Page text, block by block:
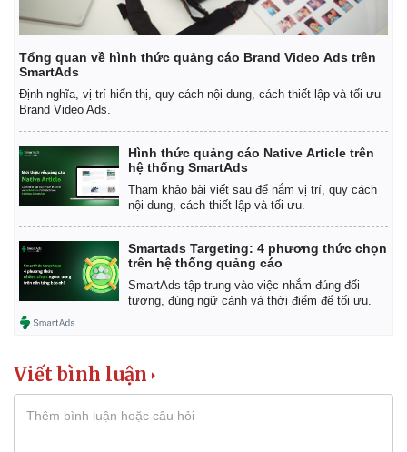
Tổng quan về hình thức quảng cáo Brand Video Ads trên
SmartAds
Định nghĩa, vị trí hiển thị, quy cách nội dung, cách thiết lập và tối ưu
Brand Video Ads.
Hình thức quảng cáo Native Article trên
hệ thống SmartAds
Tham khảo bài viết sau để nắm vị trí, quy cách
nội dung, cách thiết lập và tối ưu.
Smartads Targeting: 4 phương thức chọn
trên hệ thống quảng cáo
SmartAds tập trung vào việc nhắm đúng đối
tượng, đúng ngữ cảnh và thời điểm để tối ưu.
Viết bình luận